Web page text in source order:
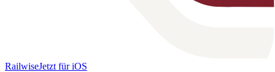
RailwiseJetzt für iOS